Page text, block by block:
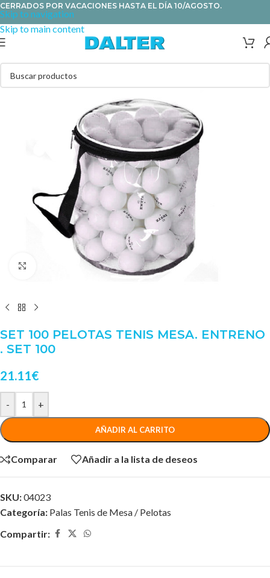
Skip to navigation
Skip to main content
CERRADOS POR VACACIONES HASTA EL DÍA 10/AGOSTO.
Clic para ampliar
SET 100 PELOTAS TENIS MESA. ENTRENO
. SET 100
21.11€
- +
AÑADIR AL CARRITO
Comparar Añadir a la lista de deseos
SKU:04023
Categoría: Palas Tenis de Mesa / Pelotas
Compartir: